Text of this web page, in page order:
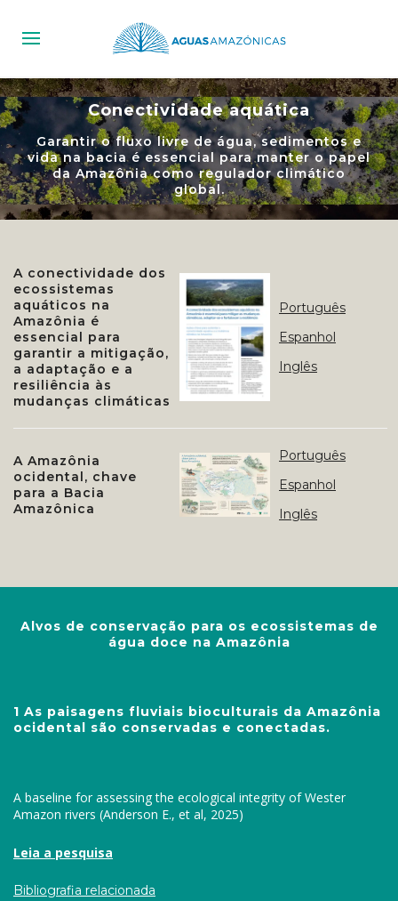
Conectividade aquática
Garantir o fluxo livre de água, sedimentos e
vida na bacia é essencial para manter o papel
da Amazônia como regulador climático
global.
A conectividade dos
ecossistemas
aquáticos na
Amazônia é
essencial para
garantir a mitigação,
a adaptação e a
resiliência às
mudanças climáticas
Português
Espanhol
Inglês
A Amazônia
ocidental, chave
para a Bacia
Amazônica
Português
Espanhol
Inglês
Alvos de conservação para os ecossistemas de
água doce na Amazônia
1 As paisagens fluviais bioculturais da Amazônia
ocidental são conservadas e conectadas.
A baseline for assessing the ecological integrity of Wester
Amazon rivers (Anderson E., et al, 2025)
Leia a pesquisa
Bibliografia relacionada